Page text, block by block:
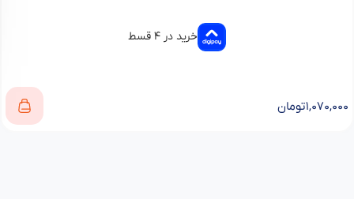
خرید در ۴ قسط
۱,۰۷۰,۰۰۰تومان